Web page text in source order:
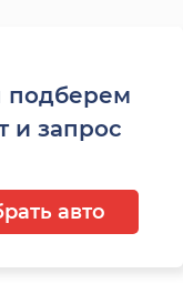
подберем
и запрос
авто